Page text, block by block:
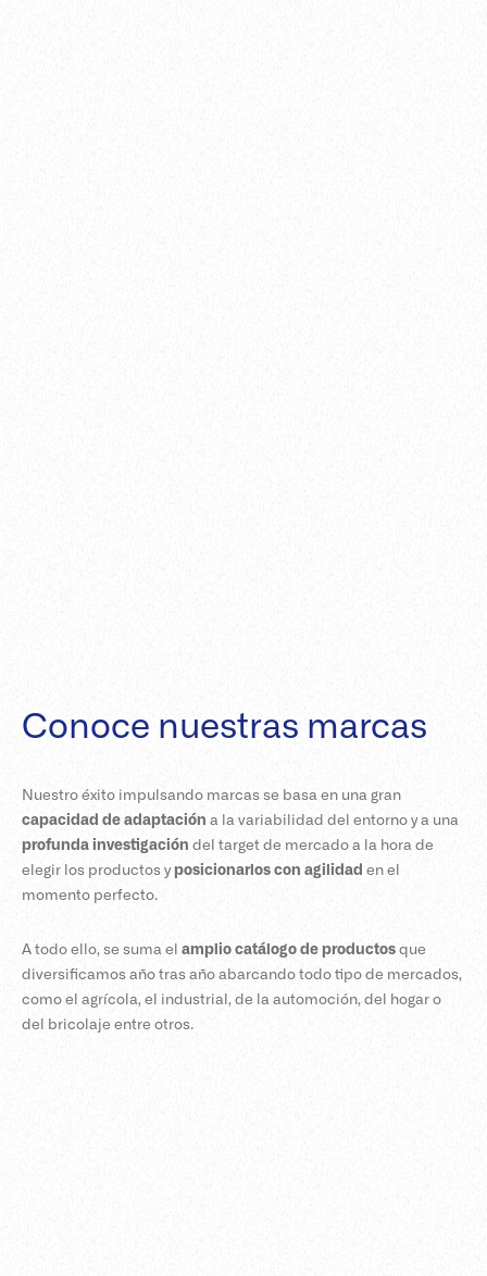
Conoce nuestras marcas
Nuestro éxito impulsando marcas se basa en una gran
capacidad de adaptación a la variabilidad del entorno y a una
profunda investigación del target de mercado a la hora de
elegir los productos yposicionarlos con agilidad en el
momento perfecto.
A todo ello, se suma el amplio catálogo de productos que
diversificamos año tras año abarcando todo tipo de mercados,
como el agrícola, el industrial, de la automoción, del hogar o
del bricolaje entre otros.